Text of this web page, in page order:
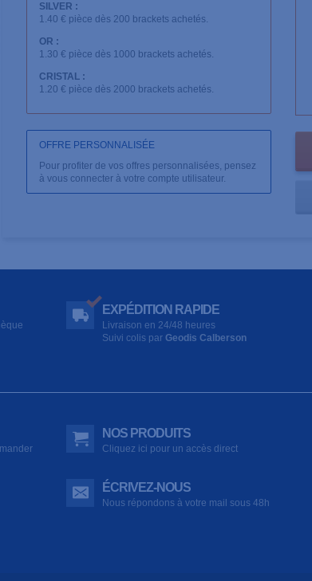
SILVER :
1.40 € pièce dès 200 brackets achetés.
OR :
1.30 € pièce dès 1000 brackets achetés.
CRISTAL :
1.20 € pièce dès 2000 brackets achetés.
OFFRE PERSONNALISÉE
Pour profiter de vos offres personnalisées, pensez
à vous connecter à votre compte utilisateur.
EXPÉDITION RAPIDE
Livraison en 24/48 heures
Suivi colis par Geodis Calberson
NOS PRODUITS
Cliquez ici pour un accès direct
ÉCRIVEZ-NOUS
Nous répondons à votre mail sous 48h